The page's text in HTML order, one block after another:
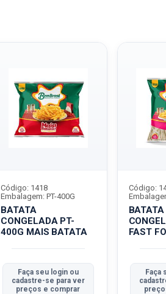
BATATA
CONGELADA PT-
400G MAIS BATATA
Código: 1418
Embalagem: PT-400G
Faça seu login ou
cadastre-se para ver
preços e comprar
BATATA
FAST
Código:
Faça